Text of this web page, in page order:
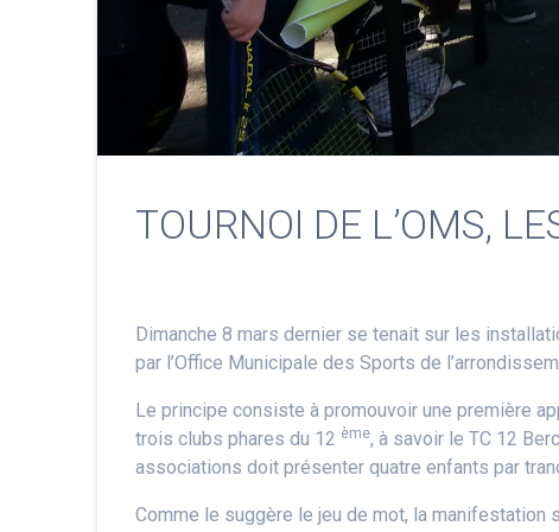
TOURNOI DE L’OMS,
Dimanche 8 mars dernier se tenait sur les
par l’Office Municipale des Sports de
Le principe consiste à promouvoir une première
trois clubs phares du 12 ème, à savoir le TC 12
associations doit présenter quatre enfants par
Comme le suggère le jeu de mot, la manifestation